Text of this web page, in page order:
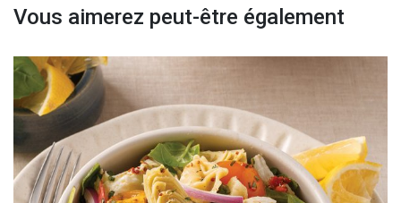
Vous aimerez peut-être également